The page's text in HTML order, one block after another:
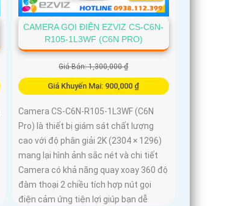
CAMERA GỌI ĐIỆN EZVIZ CS-C6N-
R105-1L3WF (C6N PRO)
Giá Bán: 1,300,000 ₫
Giá Khuyến Mại: 900,000 ₫
Camera CS-C6N-R105-1L3WF (C6N
Pro) là thiết bị giám sát chất lượng
cao với độ phân giải 2K (2304 × 1296)
mang lại hình ảnh sắc nét và chi tiết
Camera có khả năng quay xoay 360 độ
đàm thoại 2 chiều tích hợp nút gọi
điện cảm ứng tiện lợi giúp bạn dễ